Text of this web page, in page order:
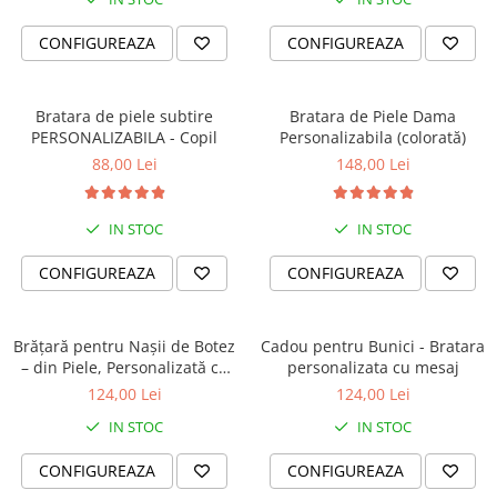
CONFIGUREAZA CONFIGUREAZA
Bratara de piele subtire
PERSONALIZABILA - Copil
88,00 Lei
IN STOC
CONFIGUREAZA
Bratara de Piele Dama
Personalizabila (colorată)
148,00 Lei
IN STOC
CONFIGUREAZA
Brățară pentru Nașii de Botez
– din Piele, Personalizată cu
Mesaj
124,00 Lei
IN STOC
CONFIGUREAZA
Cadou pentru Bunici - Bratara
personalizata cu mesaj
124,00 Lei
IN STOC
CONFIGUREAZA